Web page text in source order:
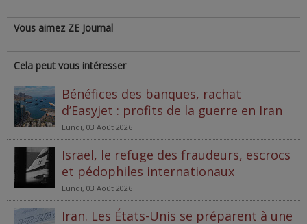
Vous aimez ZE Journal
Cela peut vous intéresser
Bénéfices des banques, rachat
d’Easyjet : profits de la guerre en Iran
Lundi, 03 Août 2026
Israël, le refuge des fraudeurs, escrocs
et pédophiles internationaux
Lundi, 03 Août 2026
Iran. Les États-Unis se préparent à une